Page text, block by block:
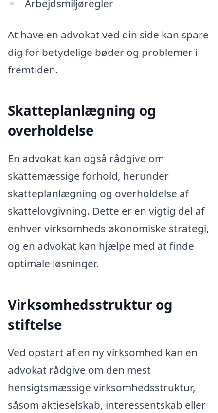
Arbejdsmiljøregler
At have en advokat ved din side kan spare
dig for betydelige bøder og problemer i
fremtiden.
Skatteplanlægning og
overholdelse
En advokat kan også rådgive om
skattemæssige forhold, herunder
skatteplanlægning og overholdelse af
skattelovgivning. Dette er en vigtig del af
enhver virksomheds økonomiske strategi,
og en advokat kan hjælpe med at finde
optimale løsninger.
Virksomhedsstruktur og
stiftelse
Ved opstart af en ny virksomhed kan en
advokat rådgive om den mest
hensigtsmæssige virksomhedsstruktur,
såsom aktieselskab, interessentskab eller